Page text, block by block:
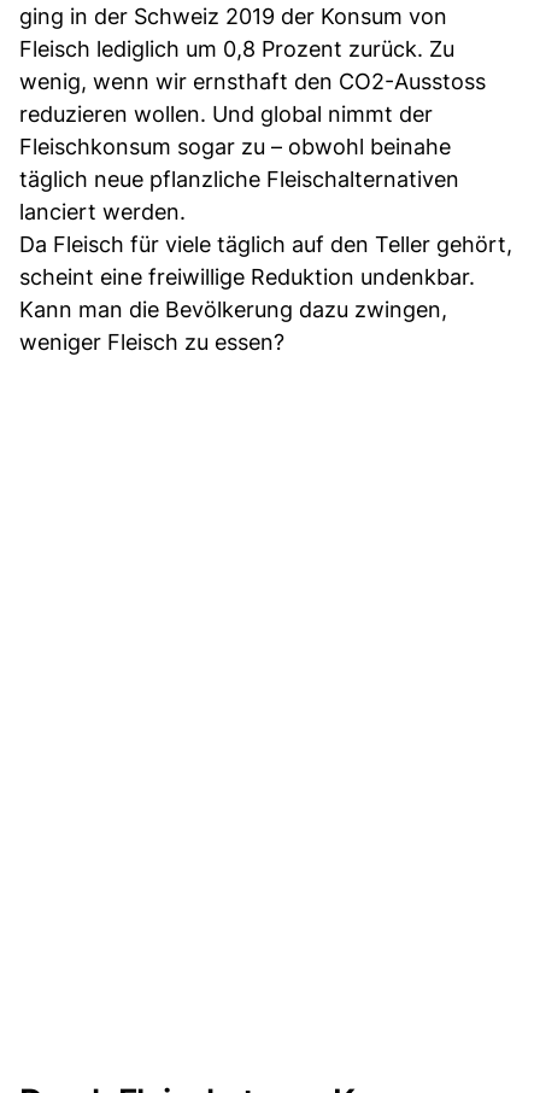
ging in der Schweiz 2019 der Konsum von
Fleisch lediglich um 0,8 Prozent zurück. Zu
wenig, wenn wir ernsthaft den CO2-Ausstoss
reduzieren wollen. Und global nimmt der
Fleischkonsum sogar zu – obwohl beinahe
täglich neue pflanzliche Fleischalternativen
lanciert werden.
Da Fleisch für viele täglich auf den Teller gehört,
scheint eine freiwillige Reduktion undenkbar.
Kann man die Bevölkerung dazu zwingen,
weniger Fleisch zu essen?